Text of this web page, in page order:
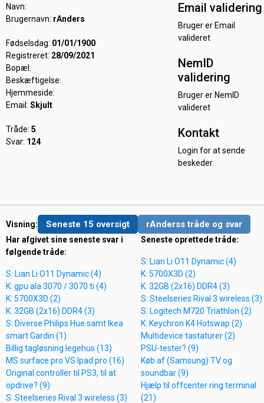
Navn:
Brugernavn: rAnders
Fødselsdag: 01/01/1900
Registreret: 28/09/2021
Bopæl:
Beskæftigelse:
Hjemmeside:
Email: Skjult
Tråde: 5
Svar: 124
Email validering
Bruger er Email
valideret
NemID
validering
Bruger er NemID
valideret
Kontakt
Login for at sende
beskeder.
Visning: Seneste 15 oversigt rAnderss tråde og svar
Har afgivet sine seneste svar i
følgende tråde:
S: Lian Li O11 Dynamic (4)
K: gpu ala 3070 / 3070 ti (4)
K: 5700X3D (2)
K: 32GB (2x16) DDR4 (3)
S: Diverse Philips Hue samt Ikea
smart Gardin (1)
Billig tagløsning legehus (13)
MS surface pro VS Ipad pro (16)
Original controller til PS3, til at
opdrive? (9)
S: Steelseries Rival 3 wireless (3)
Seneste oprettede tråde:
S: Lian Li O11 Dynamic (4)
K: 5700X3D (2)
K: 32GB (2x16) DDR4 (3)
S: Steelseries Rival 3 wireless (3)
S: Logitech M720 Triathlon (2)
K: Keychron K4 Hotswap (2)
Multidevice tastaturer (2)
PSU-tester? (9)
Køb af (Samsung) TV og
soundbar (9)
Hjælp til offcenter ring terminal
(21)